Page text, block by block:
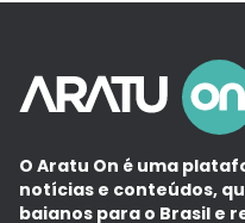
O Aratu On é uma
notícias e conteúdos,
baianos para o Brasil e